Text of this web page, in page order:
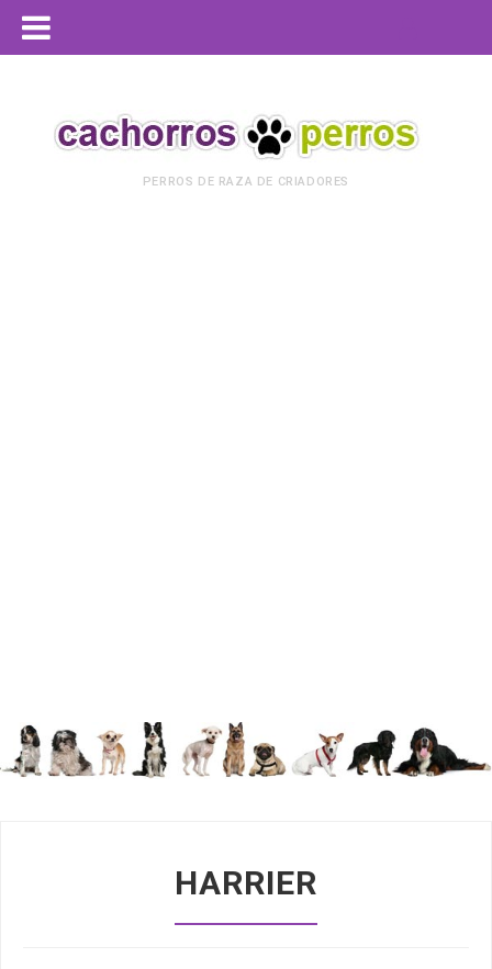
PERROS DE RAZA DE CRIADORES
HARRIER